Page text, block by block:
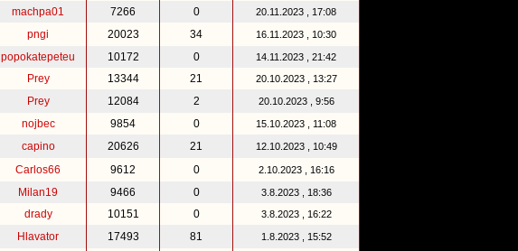
machpa01 7266 0 20.11.2023 , 17:08
pngi 20023 34 16.11.2023 , 10:30
popokatepeteu 10172 0 14.11.2023 , 21:42
Prey 13344 21 20.10.2023 , 13:27
Prey 12084 2 20.10.2023 , 9:56
nojbec 9854 0 15.10.2023 , 11:08
capino 20626 21 12.10.2023 , 10:49
Carlos66 9612 0 2.10.2023 , 16:16
Milan19 9466 0 3.8.2023 , 18:36
drady 10151 0 3.8.2023 , 16:22
Hlavator 17493 81 1.8.2023 , 15:52